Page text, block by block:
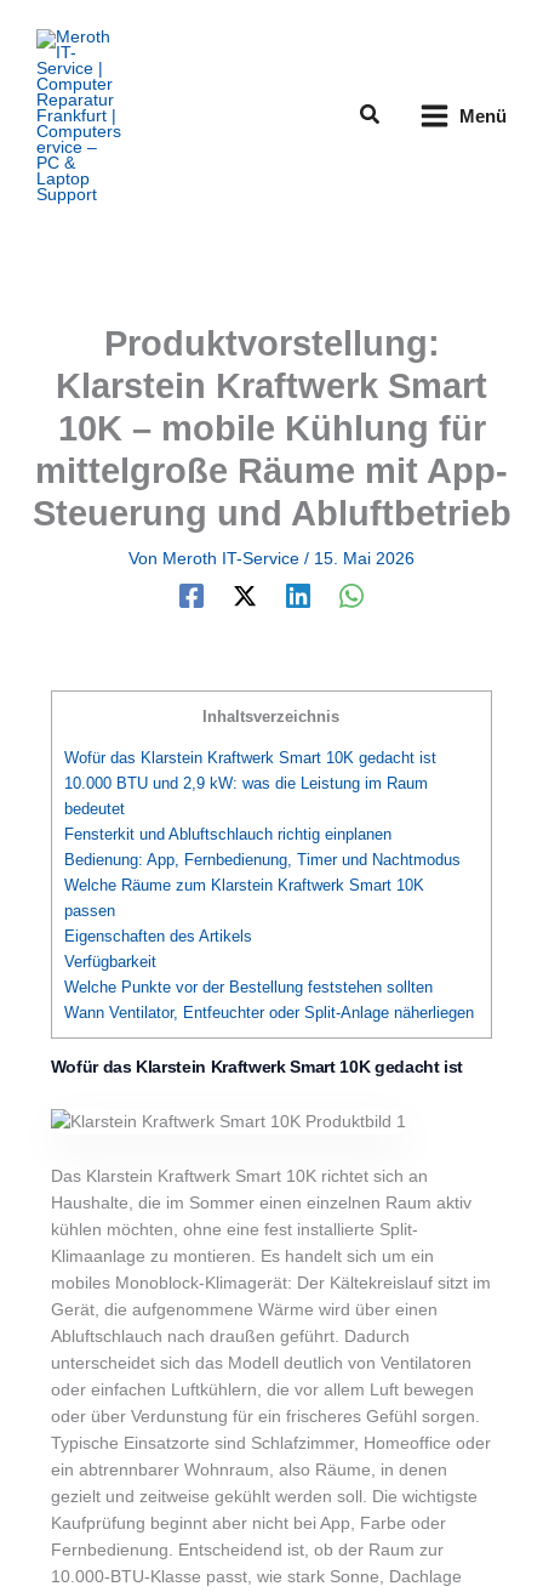
Inhalt
springen
Suchen Menü
Produktvorstellung:
Klarstein Kraftwerk Smart
10K – mobile Kühlung für
mittelgroße Räume mit App-
Steuerung und Abluftbetrieb
Von Meroth IT-Service / 15. Mai 2026
Inhaltsverzeichnis
Wofür das Klarstein Kraftwerk Smart 10K gedacht ist
10.000 BTU und 2,9 kW: was die Leistung im Raum
bedeutet
Fensterkit und Abluftschlauch richtig einplanen
Bedienung: App, Fernbedienung, Timer und Nachtmodus
Welche Räume zum Klarstein Kraftwerk Smart 10K
passen
Eigenschaften des Artikels
Verfügbarkeit
Welche Punkte vor der Bestellung feststehen sollten
Wann Ventilator, Entfeuchter oder Split-Anlage näherliegen
Wofür das Klarstein Kraftwerk Smart 10K gedacht ist
Das Klarstein Kraftwerk Smart 10K richtet sich an
Haushalte, die im Sommer einen einzelnen Raum aktiv
kühlen möchten, ohne eine fest installierte Split-
Klimaanlage zu montieren. Es handelt sich um ein
mobiles Monoblock-Klimagerät: Der Kältekreislauf sitzt im
Gerät, die aufgenommene Wärme wird über einen
Abluftschlauch nach draußen geführt. Dadurch
unterscheidet sich das Modell deutlich von Ventilatoren
oder einfachen Luftkühlern, die vor allem Luft bewegen
oder über Verdunstung für ein frischeres Gefühl sorgen.
Typische Einsatzorte sind Schlafzimmer, Homeoffice oder
ein abtrennbarer Wohnraum, also Räume, in denen
gezielt und zeitweise gekühlt werden soll. Die wichtigste
Kaufprüfung beginnt aber nicht bei App, Farbe oder
Fernbedienung. Entscheidend ist, ob der Raum zur
10.000-BTU-Klasse passt, wie stark Sonne, Dachlage